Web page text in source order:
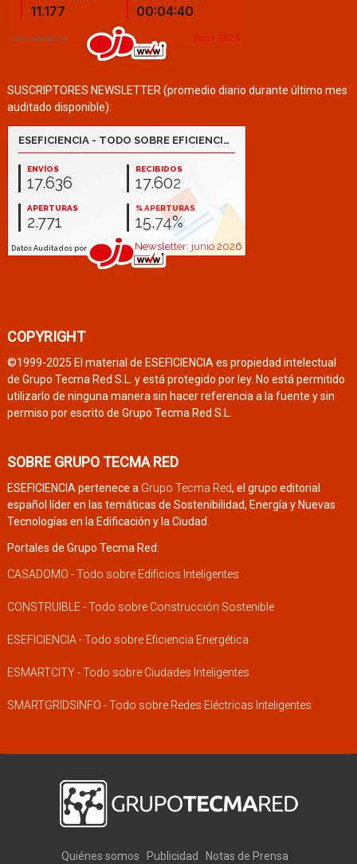
SUSCRIPTORES NEWSLETTER (promedio diario durante último mes
auditado disponible):
COPYRIGHT
©1999-2025 El material de ESEFICIENCIA es propiedad intelectual
de Grupo Tecma Red S.L. y está protegido por ley. No está permitido
utilizarlo de ninguna manera sin hacer referencia a la fuente y sin
permiso por escrito de Grupo Tecma Red S.L.
SOBRE GRUPO TECMA RED
ESEFICIENCIA pertenece a Grupo Tecma Red, el grupo editorial
español líder en las temáticas de Sostenibilidad, Energía y Nuevas
Tecnologías en la Edificación y la Ciudad.
Portales de Grupo Tecma Red:
CASADOMO - Todo sobre Edificios Inteligentes
CONSTRUIBLE - Todo sobre Construcción Sostenible
ESEFICIENCIA - Todo sobre Eficiencia Energética
ESMARTCITY - Todo sobre Ciudades Inteligentes
SMARTGRIDSINFO - Todo sobre Redes Eléctricas Inteligentes
Quiénes somos Publicidad Notas de Prensa